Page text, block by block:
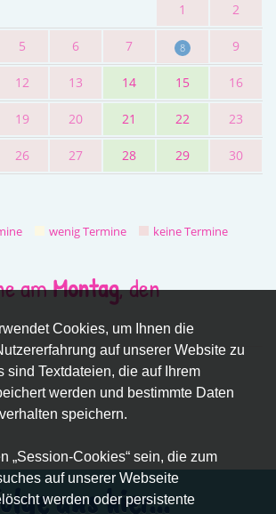
Cookies, um Ihnen die
auf unserer Website zu
sind Textdateien, die auf Ihrem
werden und bestimmte Daten
speichern.
„Session-Cookies“ sein, die zum
auf unserer Webseite
werden oder persistente
1
2
5 6 7 8 9
12 13 14 15 16
19 20 21 22 23
26 27 28 29 30
wenig Termine keine Termine
amMontag, den
uns hier...